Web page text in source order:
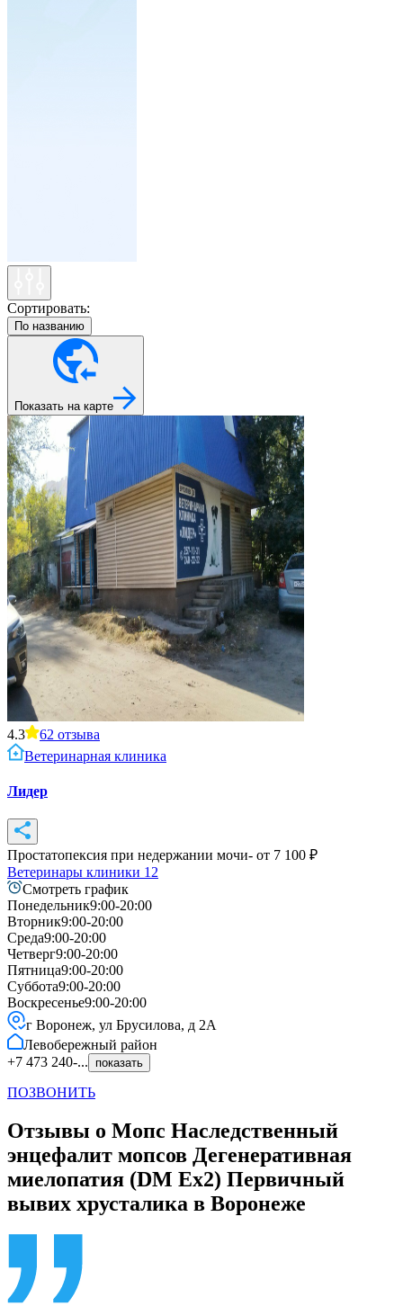
Сортировать:
По названию
Показать на карте
4.3 62 отзыва
Ветеринарная клиника
Лидер
Простатопексия при недержании мочи- от 7 100 ₽
Ветеринары клиники 12
Смотреть график
Понедельник9:00-20:00
Вторник9:00-20:00
Среда9:00-20:00
Четверг9:00-20:00
Пятница9:00-20:00
Суббота9:00-20:00
Воскресенье9:00-20:00
г Воронеж, ул Брусилова, д 2А
Левобережный район
+7 473 240-...
показать
ПОЗВОНИТЬ
Отзывы о Мопс Наследственный
энцефалит мопсов Дегенеративная
миелопатия (DM Ex2) Первичный
вывих хрусталика в Воронеже